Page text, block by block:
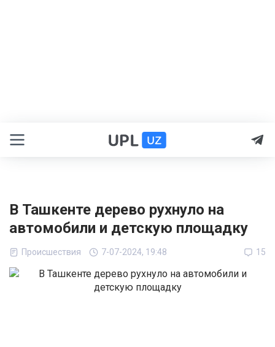
В Ташкенте дерево рухнуло на
автомобили и детскую площадку
Происшествия 7-07-2024, 19:48 15